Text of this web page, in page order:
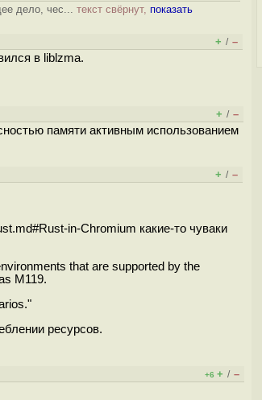
дело, чес... текст свёрнут, показать
+ / –
в liblzma.
+ / –
памяти активным использованием
+ / –
in-Chromium какие-то чуваки
that are supported by the
M119.
ресурсов.
+6 + / –